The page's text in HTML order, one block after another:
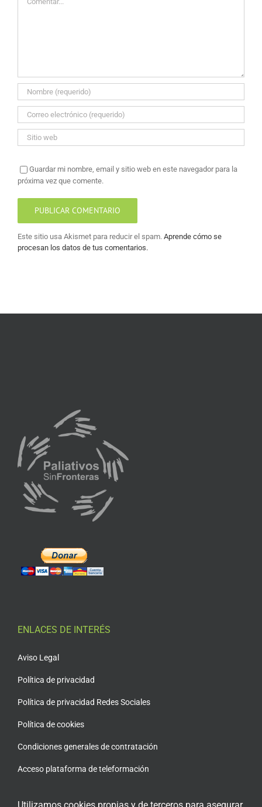
Guardar mi nombre, email y sitio web en este navegador para la
próxima vez que comente.
Este sitio usa Akismet para reducir el spam. Aprende cómo se
procesan los datos de tus comentarios.
ENLACES DE INTERÉS
Aviso Legal
Política de privacidad
Política de privacidad Redes Sociales
Política de cookies
Condiciones generales de contratación
Acceso plataforma de teleformación